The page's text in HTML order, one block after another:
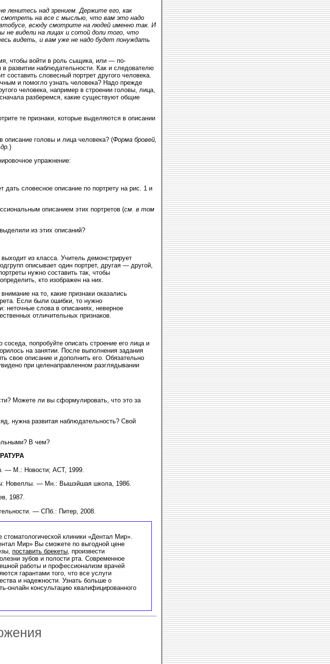
ленитесь над зрением. Держите его, как
смотреть на все с мыслью, что вам это надо
всюду смотрите на людей именно так. И
не видели на лицах и сотой доли того, что
видеть, и вам уже не надо будет понуждать
чтобы войти в роль сыщика, или — по-
развитии наблюдательности. Как и следователю
составить словесный портрет другого человека.
и помогло узнать человека? Надо прежде
человека, например в строении головы, лица,
разберемся, какие существуют общие
те признаки, которые выделяются в описании
головы и лица человека? (Форма бровей,
)
упражнение:
дать словесное описание по портрету на рис. 1 и
описанием этих портретов (см. в том
из этих описаний?
из класса. Учитель демонстрирует
описывает один портрет, другая — другой,
нужно составить так, чтобы
кто изображен на них.
на то, какие признаки оказались
Если были ошибки, то нужно
неточные слова в описаниях, неверное
отличительных признаков.
попробуйте описать строение его лица и
на занятии. После выполнения задания
свое описание и дополнить его. Обязательно
при целенаправленном разглядывании
Можете ли вы сформулировать, что это за
нужна развитая наблюдательность? Свой
В чем?
— М.: Новости; АСТ, 1999.
Новеллы. — Мн.: Вышэйшая школа, 1986.
1987.
— СПб.: Питер, 2008.
стоматологической клиники «Дентал Мир».
Мир» Вы сможете по выгодной цене
поставить брекеты, произвести
зубов и полости рта. Современное
работы и профессионализм врачей
гарантами того, что все услуги
и надежности. Узнать больше о
онлайн консультацию квалифицированного